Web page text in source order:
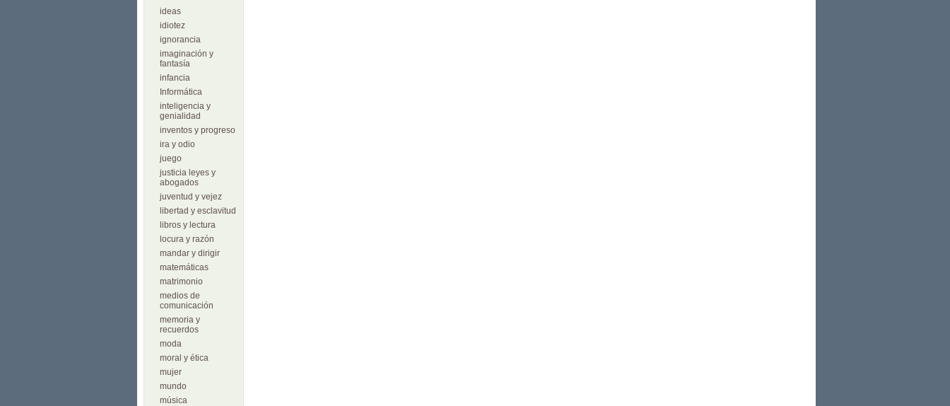
ideas
idiotez
ignorancia
imaginación y
fantasía
infancia
Informática
inteligencia y
genialidad
inventos y progreso
ira y odio
juego
justicia leyes y
abogados
juventud y vejez
libertad y esclavitud
libros y lectura
locura y razón
mandar y dirigir
matemáticas
matrimonio
medios de
comunicación
memoria y
recuerdos
moda
moral y ética
mujer
mundo
música